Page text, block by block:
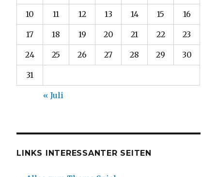
10 11 12 13 14 15 16
17 18 19 20 21 22 23
24 25 26 27 28 29 30
31
« Juli
LINKS INTERESSANTER SEITEN